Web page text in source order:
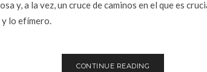
y, a la vez, un cruce de caminos en el que es
lo efímero.
CONTINUE READING